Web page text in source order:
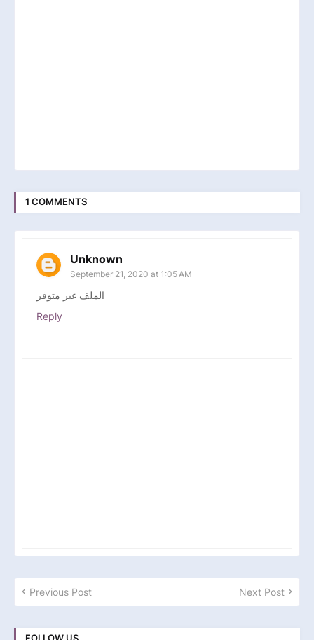
1 COMMENTS
Unknown
September 21, 2020 at 1:05 AM
الملف غير متوفر
Reply
Previous Post Next Post